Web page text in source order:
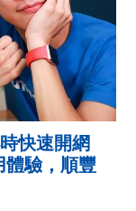
快速開網
驗，順豐